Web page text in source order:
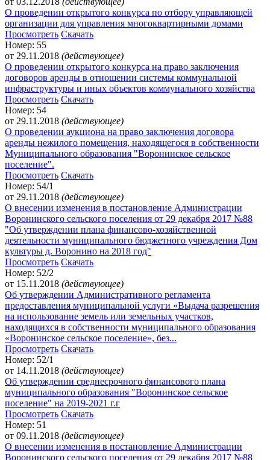
О проведении открытого конкурса по отбору управляющей
организации для управления многоквартирными домами
Просмотреть Скачать
Номер: 55
от 29.11.2018 (действующее)
О проведении открытого конкурса на право заключения
договоров аренды в отношении системы коммунальной
инфраструктуры и иных объектов коммунального хозяйства
Просмотреть Скачать
Номер: 54
от 29.11.2018 (действующее)
О проведении аукциона на право заключения договора
аренды нежилого помещения, находящегося в собственности
Муниципального образования "Воронинское сельское
поселение".
Просмотреть Скачать
Номер: 54/1
от 29.11.2018 (действующее)
О внесении изменения в постановление Администрации
Воронинского сельского поселения от 29 декабря 2017 №88
"Об утверждении плана финансово-хозяйственной
деятельности муниципального бюджетного учреждения Дом
культуры д. Воронино на 2018 год"
Просмотреть Скачать
Номер: 52/2
от 15.11.2018 (действующее)
Об утверждении Административного регламента
предоставления муниципальной услуги «Выдача разрешения
на использование земель или земельных участков,
находящихся в собственности муниципального образования
«Воронинское сельское поселение», без...
Просмотреть Скачать
Номер: 52/1
от 14.11.2018 (действующее)
Об утверждении среднесрочного финансового плана
муниципального образования "Воронинское сельское
поселение" на 2019-2021 г.г
Просмотреть Скачать
Номер: 51
от 09.11.2018 (действующее)
О внесении изменения в постановление Администрации
Воронинского сельского поселения от 29 декабря 2017 №88